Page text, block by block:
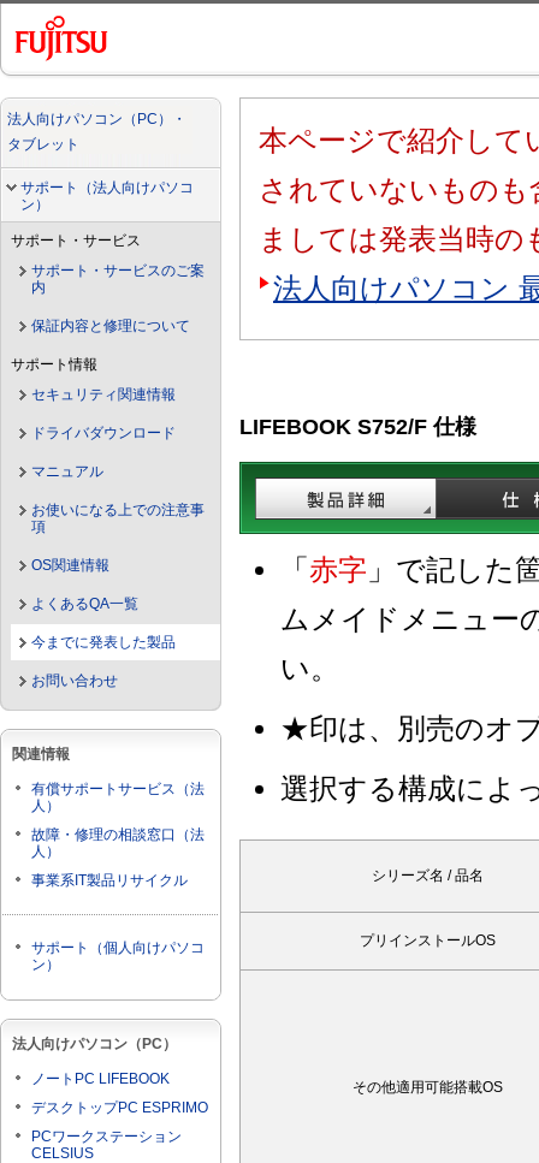
法人向けパソコン（PC）・
タブレット
サポート（法人向けパソコ
ン）
サポート・サービス
サポート・サービスのご案
内
保証内容と修理について
サポート情報
セキュリティ関連情報
ドライバダウンロード
マニュアル
お使いになる上での注意事
項
OS関連情報
よくあるQA一覧
今までに発表した製品
お問い合わせ
関連情報
有償サポートサービス（法
人）
故障・修理の相談窓口（法
人）
事業系IT製品リサイクル
サポート（個人向けパソコ
ン）
法人向けパソコン（PC）
ノートPC LIFEBOOK
デスクトップPC ESPRIMO
PCワークステーション
CELSIUS
本ページで紹介して
されていないもの
ましては発表当時の
法人向けパソコン
LIFEBOOK S752/F 仕様
「 赤字 」で記した
ムメイドメニュー
い。
★印は、別売のオ
選択する構成によ
シリーズ名 / 品名
プリインストールOS
その他適用可能搭載OS